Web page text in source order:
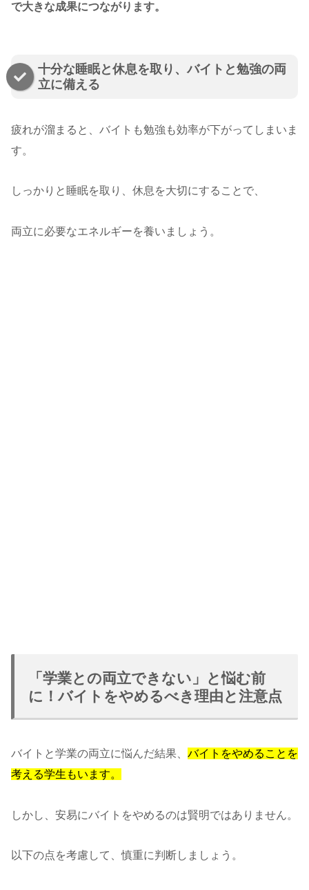
で大きな成果につながります。
十分な睡眠と休息を取り、バイトと勉強の両
立に備える
疲れが溜まると、バイトも勉強も効率が下がってしまいま
す。
しっかりと睡眠を取り、休息を大切にすることで、
両立に必要なエネルギーを養いましょう。
「学業との両立できない」と悩む前
に！バイトをやめるべき理由と注意点
バイトと学業の両立に悩んだ結果、 バイトをやめることを
考える学生もいます。
しかし、安易にバイトをやめるのは賢明ではありません。
以下の点を考慮して、慎重に判断しましょう。